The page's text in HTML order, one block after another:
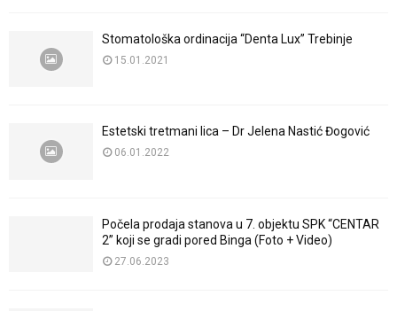
Stomatološka ordinacija “Denta Lux” Trebinje
15.01.2021
Estetski tretmani lica – Dr Jelena Nastić Đogović
06.01.2022
Počela prodaja stanova u 7. objektu SPK “CENTAR
2” koji se gradi pored Binga (Foto + Video)
27.06.2023